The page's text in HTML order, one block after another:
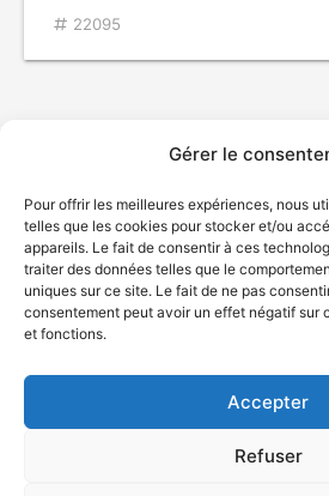
Gérer le
Pour offrir les meilleures expériences, nous
telles que les cookies pour stocker et/ou
appareils. Le fait de consentir à ces
traiter des données telles que le
uniques sur ce site. Le fait de ne pas
consentement peut avoir un effet négatif sur
et fonctions.
Accepter
Refuser
22095
© Gouvernement du
Plan du site
Accessibilité
Accès à
Déclaration de